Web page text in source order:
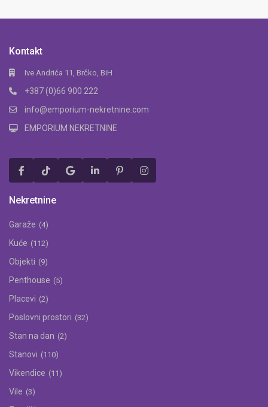
Kontakt
Ive Andrića 11, Brčko, BiH
+387 (0)66 900 222
info@emporium-nekretnine.com
EMPORIUM NEKRETNINE
Nekretnine
Garaže (4)
Kuće (112)
Objekti (9)
Penthouse (5)
Placevi (2)
Poslovni prostori (32)
Stan na dan (2)
Stanovi (110)
Vikendice (11)
Vile (3)